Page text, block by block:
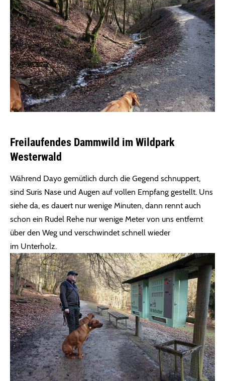
Freilaufendes Dammwild im Wildpark
Westerwald
Während Dayo gemütlich durch die Gegend schnuppert,
sind Suris Nase und Augen auf vollen Empfang gestellt. Uns
siehe da, es dauert nur wenige Minuten, dann rennt auch
schon ein Rudel Rehe nur wenige Meter von uns entfernt
über den Weg und verschwindet schnell wieder
im Unterholz.